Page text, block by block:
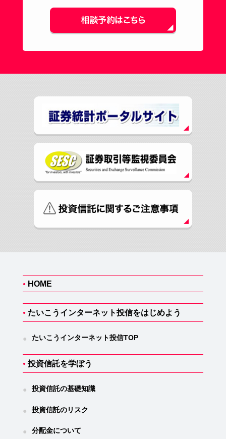
● HOME
● たいこうインターネット投信をはじめよう
● たいこうインターネット投信TOP
● 投資信託を学ぼう
● 投資信託の基礎知識
● 投資信託のリスク
● 分配金について